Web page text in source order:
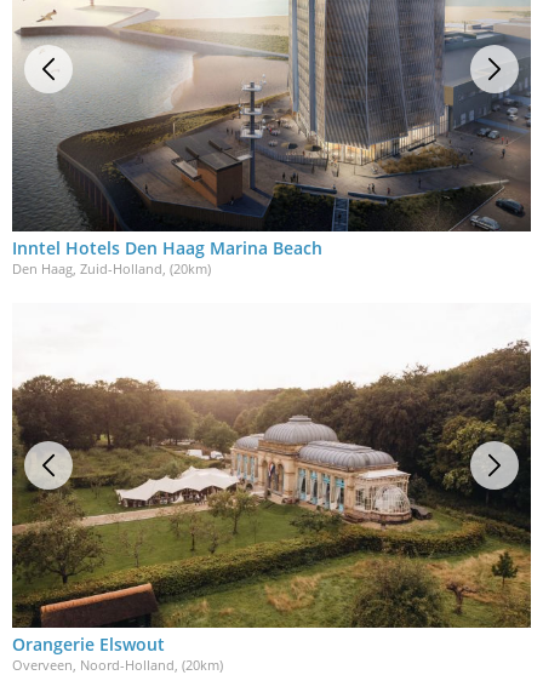
Inntel Hotels Den Haag Marina Beach
Den Haag, Zuid-Holland, (20km)
Orangerie Elswout
Overveen, Noord-Holland , (20km)